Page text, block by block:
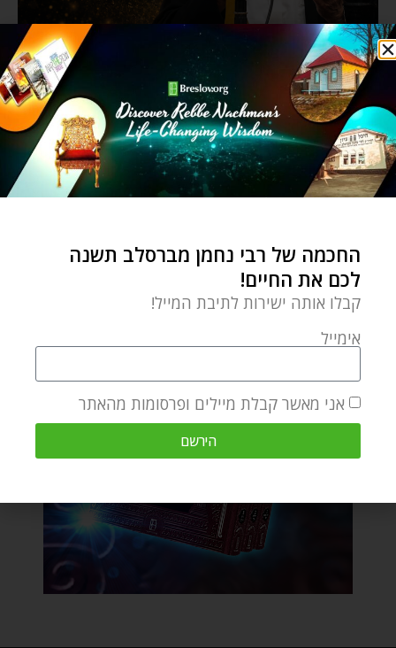
החכמה של רבי נחמן מברסלב תשנה
לכם את החיים!
קבלו אותה ישירות לתיבת המייל!
אימייל
אני מאשר קבלת מיילים ופרסומות מהאתר
הירשם